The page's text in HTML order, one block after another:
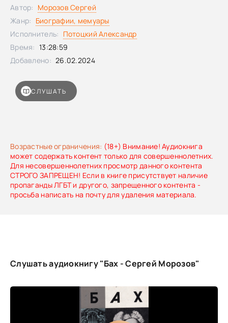
современников.
Возрастные ограничения: (18+) Внимание! Аудиокнига
может содержать контент только для совершеннолетних.
Для несовершеннолетних просмотр данного контента
СТРОГО ЗАПРЕЩЕН! Если в книге присутствует наличие
пропаганды ЛГБТ и другого, запрещенного контента -
просьба написать на почту для удаления материала.
СЛУШАТЬ
Автор: Морозов Сергей
Жанр: Биографии, мемуары
Исполнитель: Потоцкий Александр
Время: 13:28:59
Добавлено: 26.02.2024
Слушать аудиокнигу "Бах - Сергей Морозов"